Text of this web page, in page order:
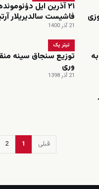
سوزی
۲۱ آذرین ایل
فاشیست سالدیریلار
21 آذر 1400
تیتر یک
توزیع سنجاق سینه
وری
21 آذر 1398
قبلی 1
2